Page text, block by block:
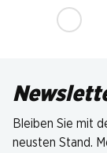
Bleiben Sie mit
neusten Stand.